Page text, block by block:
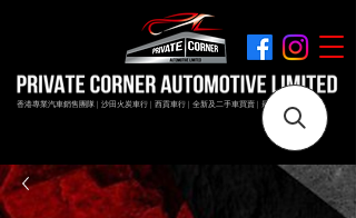
香港專業汽車銷售團隊 | 沙田火炭車行 | 西貢車行 | 全新及二手車買賣 | 最短時間極速成交